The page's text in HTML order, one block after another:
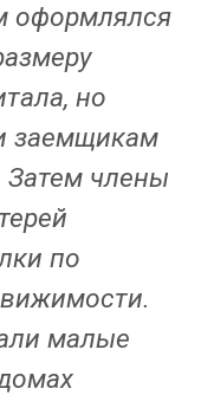
оформлялся
но
заемщикам
Затем члены
по
малые